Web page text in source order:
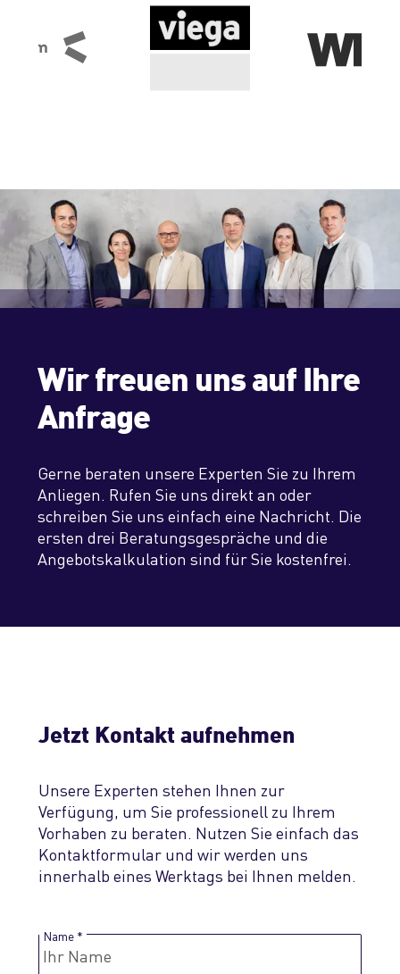
Wir freuen uns auf Ihre
Anfrage
Gerne beraten unsere Experten Sie zu Ihrem
Anliegen. Rufen Sie uns direkt an oder
schreiben Sie uns einfach eine Nachricht. Die
ersten drei Beratungsgespräche und die
Angebotskalkulation sind für Sie kostenfrei.
Jetzt Kontakt aufnehmen
Unsere Experten stehen Ihnen zur
Verfügung, um Sie professionell zu Ihrem
Vorhaben zu beraten. Nutzen Sie einfach das
Kontakt­formular und wir werden uns
innerhalb eines Werktags bei Ihnen melden.
Name